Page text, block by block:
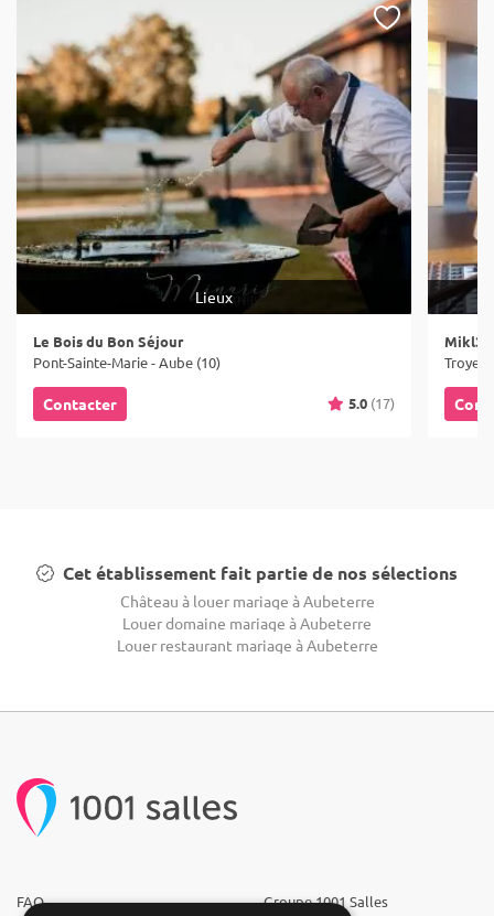
Lieux
Le Bois du Bon Séjour
Pont-Sainte-Marie - Aube (10)
Contacter 5.0 (17)
Mikl3
Troyes
Cet établissement fait partie de nos sélections
Château à louer mariage à Aubeterre
Louer domaine mariage à Aubeterre
Louer restaurant mariage à Aubeterre
FAQ Groupe 1001 Salles